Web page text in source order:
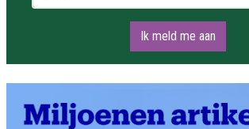
Ik meld me aan